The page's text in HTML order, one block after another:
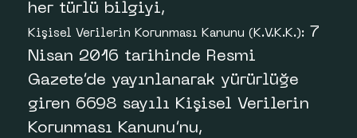
her türlü bilgiyi,
Kişisel Verilerin Korunması Kanunu (K.V.K.K.):
7
Nisan 2016 tarihinde Resmi
Gazete’de yayınlanarak yürürlüğe
giren 6698 sayılı Kişisel Verilerin
Korunması Kanunu’nu,